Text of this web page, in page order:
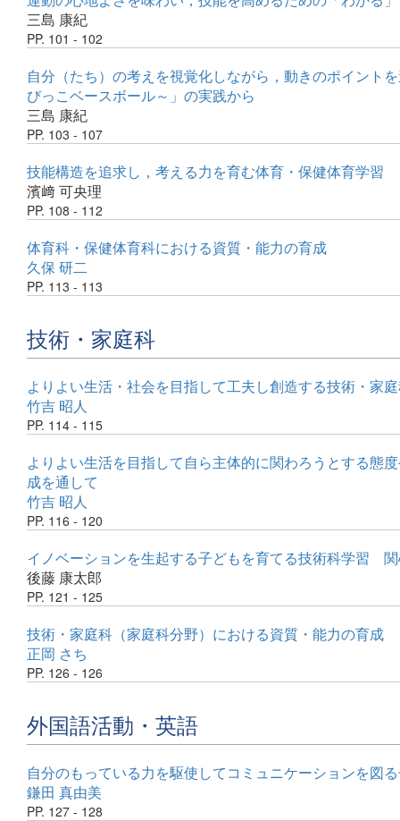
三島 康紀
PP. 101 - 102
自分（たち）の考えを視覚化しながら，動きのポイン
びっこベースボール～」の実践から
三島 康紀
PP. 103 - 107
技能構造を追求し，考える力を育む体育・保健体育学
濱﨑 可央理
PP. 108 - 112
体育科・保健体育科における資質・能力の育成
久保 研二
PP. 113 - 113
技術・家庭科
よりよい生活・社会を目指して工夫し創造する技術・
竹吉 昭人
PP. 114 - 115
よりよい生活を目指して自ら主体的に関わろうとする
成を通して
竹吉 昭人
PP. 116 - 120
イノベーションを生起する子どもを育てる技術科学習
後藤 康太郎
PP. 121 - 125
技術・家庭科（家庭科分野）における資質・能力の育成
正岡 さち
PP. 126 - 126
外国語活動・英語
自分のもっている力を駆使してコミュニケーションを図
鎌田 真由美
PP. 127 - 128